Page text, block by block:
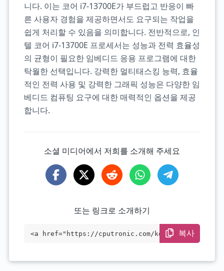
니다. 이는 코어 i7-13700E가 부드럽고 반응이 빠
른 사용자 경험을 제공하면서도 요구되는 작업을
쉽게 처리할 수 있음을 의미합니다. 전반적으로, 인
텔 코어 i7-13700E 프로세서는 성능과 전력 효율성
의 균형이 필요한 임베디드 응용 프로그램에 대한
탁월한 선택입니다. 강력한 멀티태스킹 능력, 효율
적인 전력 사용 및 강력한 그래픽 성능은 다양한 임
베디드 컴퓨팅 요구에 대한 매력적인 옵션을 제공
합니다.
소셜 미디어에서 저희를 소개해 주세요
또는 링크로 소개하기
<a href="https://cputronic.com/ko/cpu/in
복사